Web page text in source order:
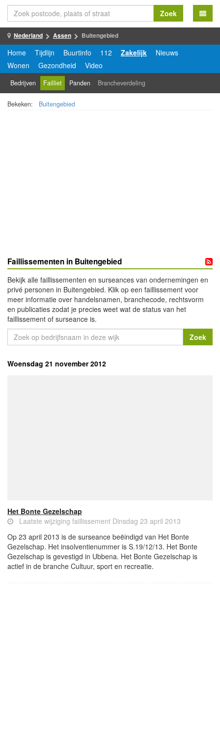
Zoek
Nederland Assen Buitengebied
Home Tijdlijn Buurtinfo 112 Zakelijk
Nieuws
Wonen
Gezondheid Video
Bedrijven Failliet Panden Brancheverdeling
Bekeken: Buitengebied
Faillissementen in Buitengebied
Bekijk alle faillissementen en surseances van ondernemingen en
privé personen in Buitengebied. Klik op een faillissement voor
meer informatie over handelsnamen, branchecode, rechtsvorm
en publicaties zodat je precies weet wat de status van het
faillissement of surseance is.
Woensdag 21 november 2012
Het Bonte Gezelschap
Laatste wijziging faillissement Dinsdag 23 april 2013
Op 23 april 2013 is de surseance beëindigd van Het Bonte
Gezelschap. Het insolventienummer is S.19/12/13. Het Bonte
Gezelschap is gevestigd in Ubbena. Het Bonte Gezelschap is
actief in de branche Cultuur, sport en recreatie.